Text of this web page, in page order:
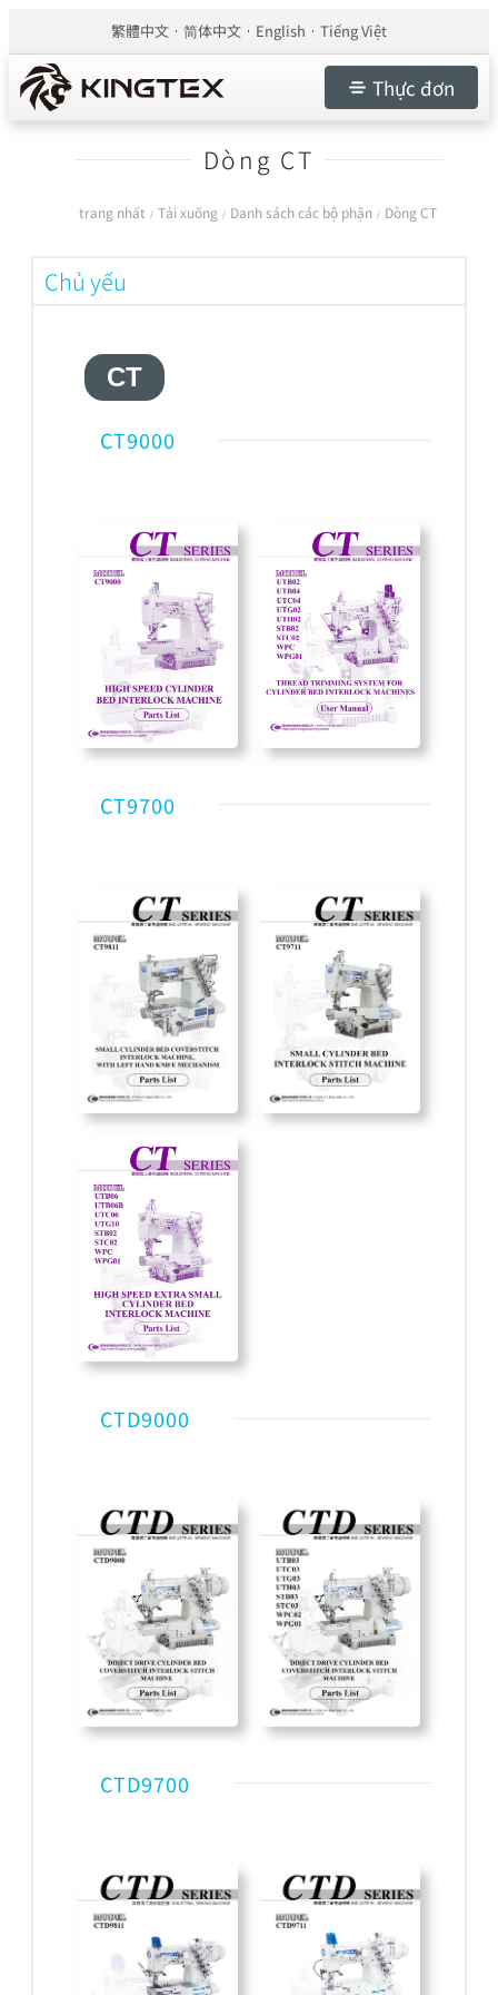
繁體中文 简体中文 English Tiếng Việt
Thực đơn
Dòng CT
trang nhất / Tải xuống / Danh sách các bộ phận / Dòng CT
Chủ yếu
CT
CT9000
CT9700
CTD9000
CTD9700